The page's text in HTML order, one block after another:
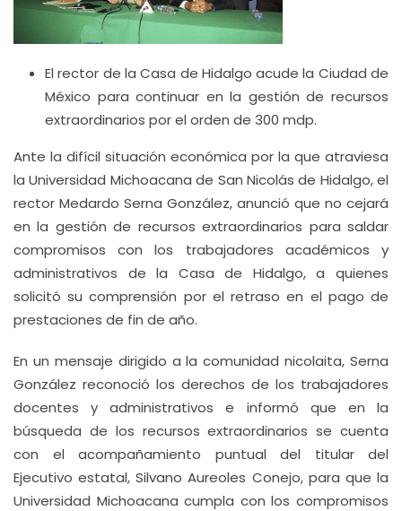
El rector de la Casa de Hidalgo acude la Ciudad de
México para continuar en la gestión de recursos
extraordinarios por el orden de 300 mdp.
Ante la difícil situación económica por la que atraviesa
la Universidad Michoacana de San Nicolás de Hidalgo, el
rector Medardo Serna González, anunció que no cejará
en la gestión de recursos extraordinarios para saldar
compromisos con los trabajadores académicos y
administrativos de la Casa de Hidalgo, a quienes
solicitó su comprensión por el retraso en el pago de
prestaciones de fin de año.
En un mensaje dirigido a la comunidad nicolaita, Serna
González reconoció los derechos de los trabajadores
docentes y administrativos e informó que en la
búsqueda de los recursos extraordinarios se cuenta
con el acompañamiento puntual del titular del
Ejecutivo estatal, Silvano Aureoles Conejo, para que la
Universidad Michoacana cumpla con los compromisos